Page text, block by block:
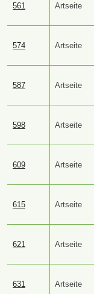
561 Artseite
574 Artseite
587 Artseite
598 Artseite
609 Artseite
615 Artseite
621 Artseite
631 Artseite